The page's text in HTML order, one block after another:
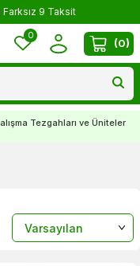
9 Taksit
0
(0)
Tezgahları ve Üniteler